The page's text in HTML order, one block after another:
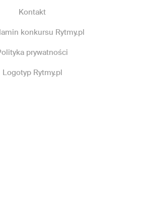
Kontakt
konkursu Rytmy.pl
prywatności
Logotyp Rytmy.pl